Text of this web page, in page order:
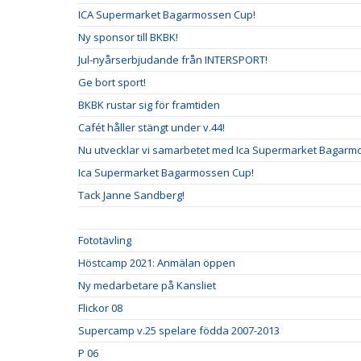
ICA Supermarket Bagarmossen Cup!
Ny sponsor till BKBK!
Jul-nyårserbjudande från INTERSPORT!
Ge bort sport!
BKBK rustar sig för framtiden
Cafét håller stängt under v.44!
Nu utvecklar vi samarbetet med Ica Supermarket
Ica Supermarket Bagarmossen Cup!
Tack Janne Sandberg!
Fototävling
Höstcamp 2021: Anmälan öppen
Ny medarbetare på Kansliet
Flickor 08
Supercamp v.25 spelare födda 2007-2013
P 06